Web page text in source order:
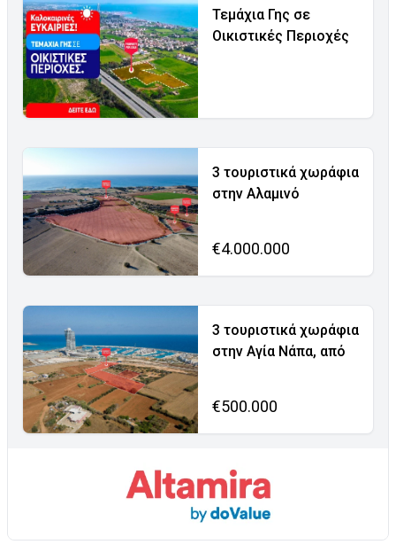
Τεμάχια Γης σε
Οικιστικές Περιοχές
3 τουριστικά χωράφια
στην Αλαμινό
€4.000.000
3 τουριστικά χωράφια
στην Αγία Νάπα, από
€500.000